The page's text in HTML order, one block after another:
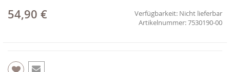
54,90 € Verfügbarkeit: Nicht lieferbar
7530190-00